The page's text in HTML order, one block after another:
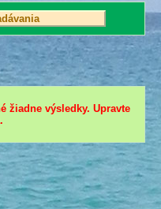
žiadne výsledky. Upravte